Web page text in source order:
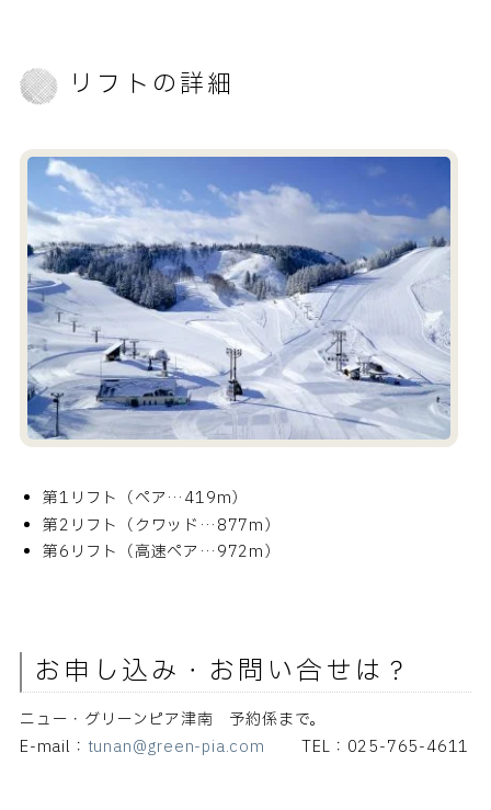
リフトの詳細
第1リフト（ペア…419m）
第2リフト（クワッド…877m）
第6リフト（高速ペア…972m）
お申し込み・お問い合せは？
ニュー・グリーンピア津南 予約係まで。
E-mail： tunan@green-pia.com TEL：025-765-4611